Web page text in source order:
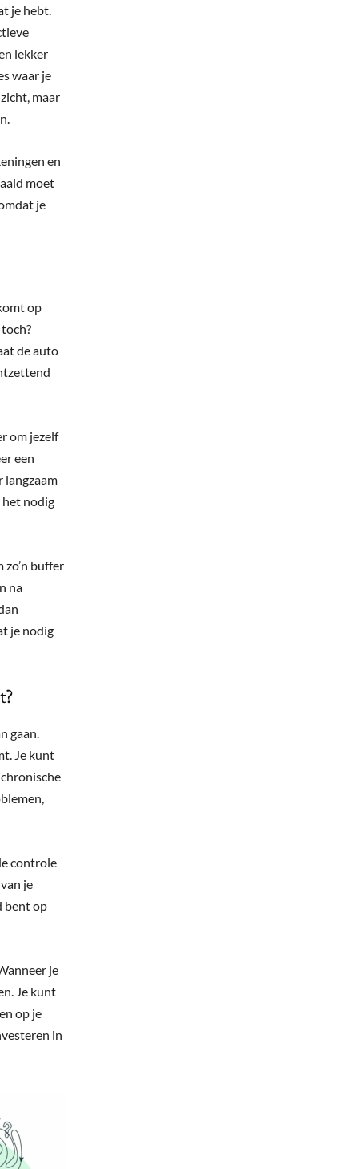
je hebt.
lekker
waar je
maar
en
moet
je
op
de auto
om jezelf
een
langzaam
het nodig
zo’n buffer
na
je nodig
gaan.
Je kunt
controle
je
bent op
je
Je kunt
op je
in